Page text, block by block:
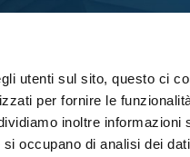
utenti sul sito, questo ci
per fornire le
inoltre informazioni
occupano di analisi dei